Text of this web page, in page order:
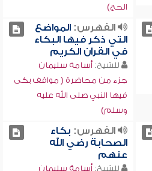
الحج)
الفهرس:المواضع
التي ذكر فيها البكاء
في القرآن الكريم
للشيخ: أسامة سليمان
جزء من محاضرة ( مواقف بكى
فيها النبي صلى الله عليه
وسلم)
الفهرس: بكاء
الصحابة رضي الله
عنهم
للشيخ: أسامة سليمان